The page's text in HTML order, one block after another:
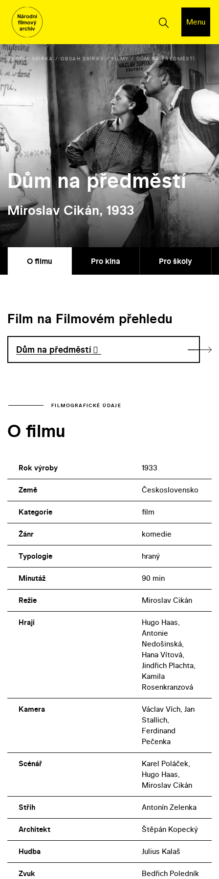
Menu
ÚVOD SBÍRKA OBSAH SBÍRKY FILMY DŮM NA PŘEDMĚSTÍ
Dům na předměstí
Miroslav Cikán, 1933
O filmu Pro kina Pro školy
Film na Filmovém přehledu
Dům na předměstí
FILMOGRAFICKÉ ÚDAJE
O filmu
Rok výroby 1933
Země Československo
Kategorie film
Žánr komedie
Typologie hraný
Minutáž 90 min
Režie Miroslav Cikán
Hrají
Hugo Haas,
Antonie
Nedošinská,
Hana Vítová,
Jindřich Plachta,
Kamila
Rosenkranzová
Kamera
Václav Vích, Jan
Stallich,
Ferdinand
Pečenka
Scénář
Karel Poláček,
Hugo Haas,
Miroslav Cikán
Střih Antonín Zelenka
Architekt Štěpán Kopecký
Hudba Julius Kalaš
Zvuk Bedřich Poledník